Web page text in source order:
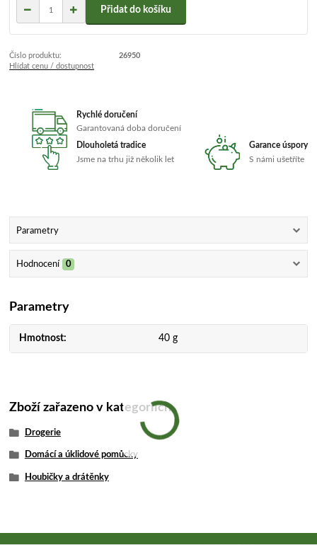
Přidat do košíku
Číslo produktu:
26950
Hlídat cenu / dostupnost
Rychlé doručení
Garantovaná doba doručení
Dlouholetá tradice
Jsme na trhu již několik let
Garance úspory
S námi ušetříte
Parametry
Hodnocení 0
Parametry
Hmotnost 40 g
Zboží zařazeno v kategoriích
Drogerie
Domácí a úklidové pomůcky
Houbičky a drátěnky